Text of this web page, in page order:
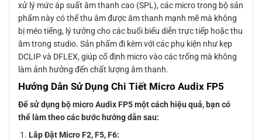
xử lý mức áp suất âm thanh cao (SPL), các micro trong bộ sản
phẩm này có thể thu âm được âm thanh mạnh mẽ mà không
bị méo tiếng, lý tưởng cho các buổi biểu diễn trực tiếp hoặc thu
âm trong studio. Sản phẩm đi kèm với các phụ kiện như kẹp
DCLIP và DFLEX, giúp cố định micro vào các trống mà không
làm ảnh hưởng đến chất lượng âm thanh.
Hướng Dẫn Sử Dụng Chi Tiết Micro Audix FP5
Để sử dụng bộ micro Audix FP5 một cách hiệu quả, bạn có
thể làm theo các bước hướng dẫn sau:
Lắp Đặt Micro F2, F5, F6: